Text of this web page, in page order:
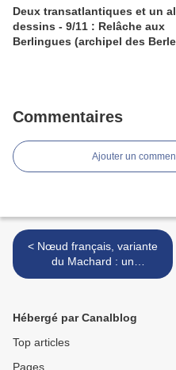
Deux transatlantiques et un
dessins - 9/11 : Relâche aux
Berlingues (archipel des
Commentaires
Ajouter un
< Nœud français, variante
du Machard : un
autobloquant d'alpinisme en
Hébergé par Canalblog
Top articles
Pages